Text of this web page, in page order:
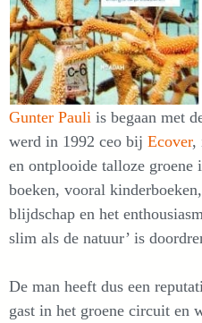
Gunter Pauli is begaan met
werd in 1992 ceo bij Ecover,
en ontplooide talloze
boeken, vooral
blijdschap en het
slim als de natuur’ is
De man heeft dus een
gast in het groene circuit en